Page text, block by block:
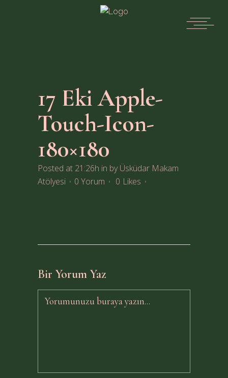
17 EkiApple-
Touch-Icon-
180×180
Posted at 21:26h in byÜsküdar Makam
Atölyesi
0 Yorum 0 Likes
Bir Yorum Yaz